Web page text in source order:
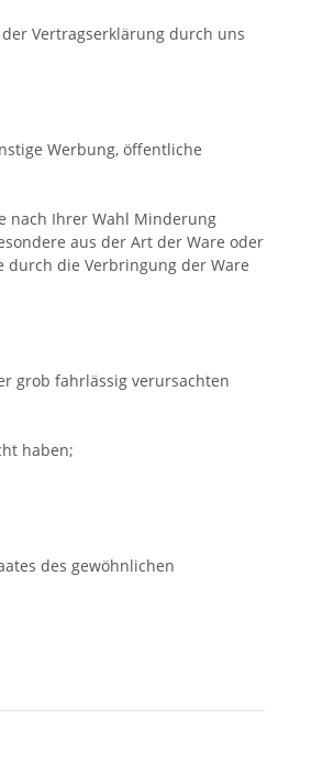
Vertragserklärung durch uns
Werbung, öffentliche
nach Ihrer Wahl Minderung
aus der Art der Ware oder
durch die Verbringung der Ware
grob fahrlässig verursachten
haben;
des gewöhnlichen